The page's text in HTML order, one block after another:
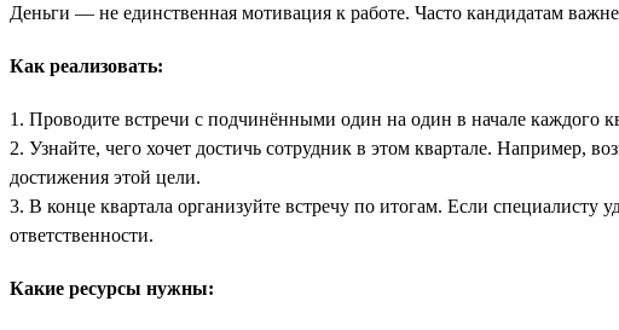
Деньги — не единственная мотивация к работе. Часто кандидатам
Как реализовать:
1. Проводите встречи с подчинёнными один на один в начале каждого
2. Узнайте, чего хочет достичь сотрудник в этом квартале. Например,
достижения этой цели.
3. В конце квартала организуйте встречу по итогам. Если
ответственности.
Какие ресурсы нужны: